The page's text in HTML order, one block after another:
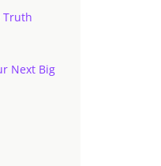
Truth
Next Big